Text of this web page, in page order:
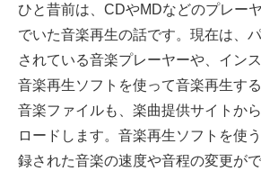
ひと昔前は、CDやMDなどのプレー
でいた音楽再生の話です。現在は、
されている音楽プレーヤーや、イン
音楽再生ソフトを使って音楽再生す
音楽ファイルも、楽曲提供サイトか
ロードします。音楽再生ソフトを使
録された音楽の速度や音程の変更が